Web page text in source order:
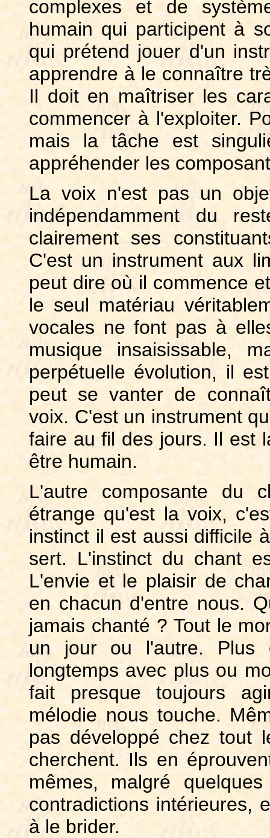
complexes et de
humain qui participent à
qui prétend jouer d'un
apprendre à le connaître
Il doit en maîtriser les
commencer à l'exploiter.
mais la tâche est
appréhender les
La voix n'est pas un
indépendamment du
clairement ses
C'est un instrument aux
peut dire où il commence
le seul matériau
vocales ne font pas à
musique insaisissable,
perpétuelle évolution, il
peut se vanter de
voix. C'est un instrument
faire au fil des jours. Il est
être humain.
L'autre composante du
étrange qu'est la voix,
instinct il est aussi difficile
sert. L'instinct du chant
L'envie et le plaisir de
en chacun d'entre nous.
jamais chanté ? Tout le
un jour ou l'autre. Plus
longtemps avec plus ou
fait presque toujours
mélodie nous touche.
pas développé chez tout
cherchent. Ils en
mêmes, malgré
contradictions intérieures,
à le brider.